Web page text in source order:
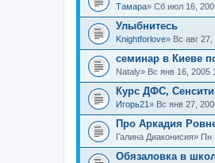
Тамара» Сб июл 16,
Улыбнитесь
Knightforlove» Вс авг
семинар в Киеве
Nataly» Вс янв 16, 2005
Курс ДФС,
Игорь21» Вс янв 27,
Про Аркадия
Галина Диаконисия» Пн
Обязаловка в